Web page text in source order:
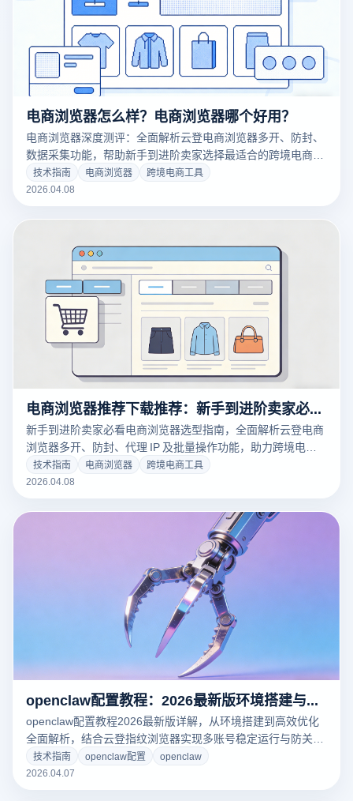
电商浏览器怎么样？电商浏览器哪个好用？
电商浏览器深度测评：全面解析云登电商浏览器多开、防封、
数据采集功能，帮助新手到进阶卖家选择最适合的跨境电商工
具，提升运营效率与账号安全。
技术指南 电商浏览器
跨境电商工具
2026.04.08
电商浏览器推荐下载推荐：新手到进阶卖家必看的选型与使用指南
新手到进阶卖家必看电商浏览器选型指南，全面解析云登电商
浏览器多开、防封、代理 IP 及批量操作功能，助力跨境电商
高效运营。
技术指南 电商浏览器
跨境电商工具
2026.04.08
openclaw配置教程：2026最新版环境搭建与高效配置技巧全解析
openclaw配置教程2026最新版详解，从环境搭建到高效优化
全面解析，结合云登指纹浏览器实现多账号稳定运行与防关联
策略，助你提升自动化效率与账号安全性。
技术指南 openclaw配置
openclaw
2026.04.07